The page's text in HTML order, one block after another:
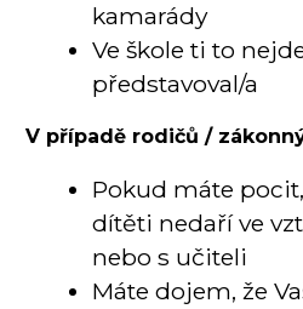
kamarády
Ve škole ti to
představoval/a
V případě rodičů /
Pokud máte
dítěti nedaří ve
nebo s učiteli
Máte dojem, že